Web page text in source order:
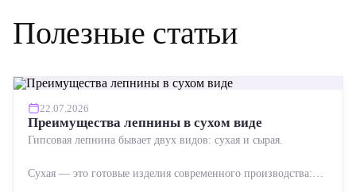
Полезные статьи
22.07.2026
Преимущества лепнины в сухом виде
Гипсовая лепнина бывает двух видов: сухая и сырая.
Сухая — это готовые изделия современного производства: